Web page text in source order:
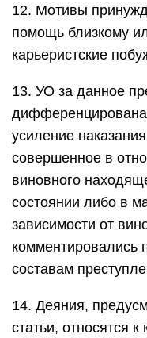
12. Мотивы
помощь близкому
карьеристские
13. УО за данное
усиление
совершенное в
виновного
состоянии либо в
зависимости от
комментировались
составам
14. Деяния,
статьи, относятся